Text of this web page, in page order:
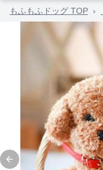
もふもふドッグ TOP ›
Previous slide